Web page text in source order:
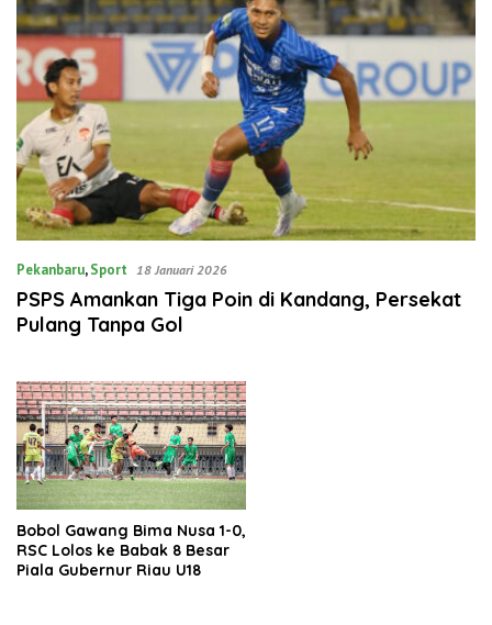
Pekanbaru,Sport 18 Januari 2026
PSPS Amankan Tiga Poin di Kandang, Persekat
Pulang Tanpa Gol
Bobol Gawang Bima Nusa 1-0,
RSC Lolos ke Babak 8 Besar
Piala Gubernur Riau U18